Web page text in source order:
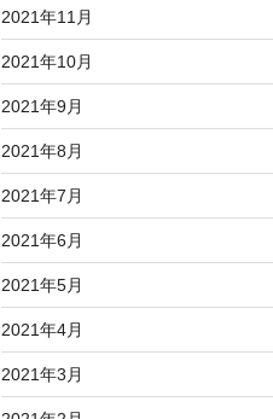
2021年11月
2021年10月
2021年9月
2021年8月
2021年7月
2021年6月
2021年5月
2021年4月
2021年3月